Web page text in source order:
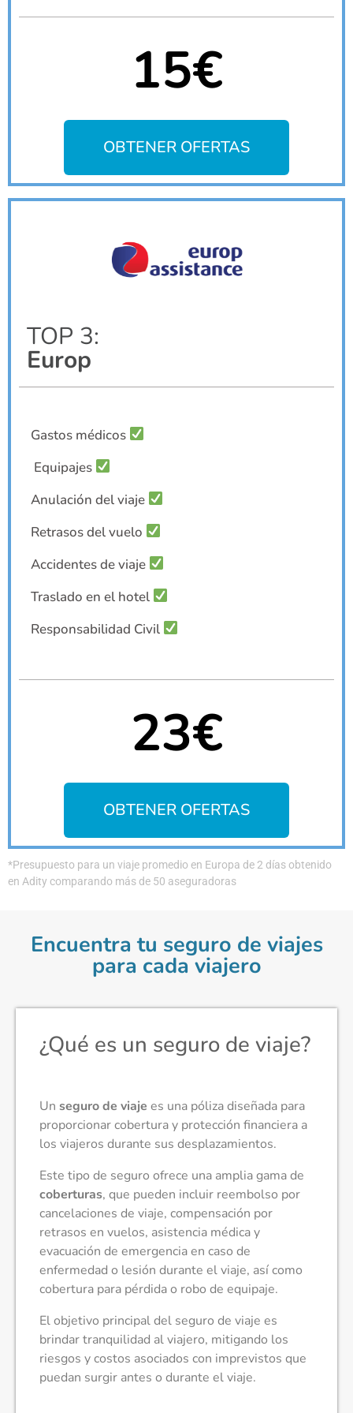
15€
OBTENER OFERTAS
TOP 3:
Europ
Gastos médicos
Equipajes
Anulación del viaje
Retrasos del vuelo
Accidentes de viaje
Traslado en el hotel
Responsabilidad Civil
23€
OBTENER OFERTAS
*Presupuesto para un viaje promedio en Europa de 2 días obtenido
en Adity comparando más de 50 aseguradoras
Encuentra tu seguro de viajes
para cada viajero
¿Qué es un seguro de viaje?
Un seguro de viaje es una póliza diseñada para
proporcionar cobertura y protección financiera a
los viajeros durante sus desplazamientos.
Este tipo de seguro ofrece una amplia gama de
coberturas, que pueden incluir reembolso por
cancelaciones de viaje, compensación por
retrasos en vuelos, asistencia médica y
evacuación de emergencia en caso de
enfermedad o lesión durante el viaje, así como
cobertura para pérdida o robo de equipaje.
El objetivo principal del seguro de viaje es
brindar tranquilidad al viajero, mitigando los
riesgos y costos asociados con imprevistos que
puedan surgir antes o durante el viaje.